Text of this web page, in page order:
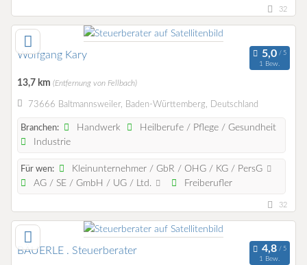
32
Wolfgang Kary
1 Bew.
13,7 km (Entfernung von Fellbach)
73666 Baltmannsweiler, Baden-Württemberg, Deutschland
Branchen: Handwerk
Heilberufe / Pflege / Gesundheit
Industrie
Für wen:
Kleinunternehmer / GbR / OHG / KG / PersG
AG / SE / GmbH / UG / Ltd.
Freiberufler
32
BÄUERLE . Steuerberater
1 Bew.